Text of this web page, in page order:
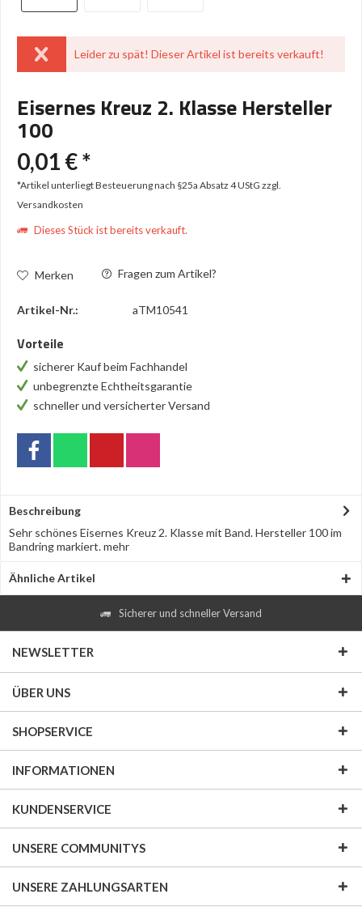
Leider zu spät! Dieser Artikel ist bereits verkauft!
Eisernes Kreuz 2. Klasse Hersteller
100
0,01 € *
*Artikel unterliegt Besteuerung nach §25a Absatz 4 UStG zzgl.
Versandkosten
Dieses Stück ist bereits verkauft.
Merken Fragen zum Artikel?
Artikel-Nr.: aTM10541
Vorteile
sicherer Kauf beim Fachhandel
unbegrenzte Echtheitsgarantie
schneller und versicherter Versand
Beschreibung
Sehr schönes Eisernes Kreuz 2. Klasse mit Band. Hersteller 100 im
Bandring markiert.mehr
Ähnliche Artikel
Sicherer und schneller Versand
NEWSLETTER
ÜBER UNS
SHOPSERVICE
INFORMATIONEN
KUNDENSERVICE
UNSERE COMMUNITYS
UNSERE ZAHLUNGSARTEN